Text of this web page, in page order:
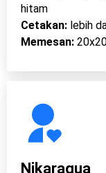
hitam
Cetakan: lebih
Memesan:
Nikaragua